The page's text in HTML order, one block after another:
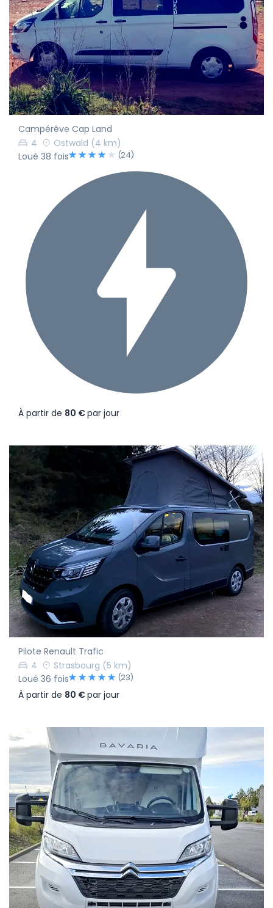
Campérêve Cap Land
4
Ostwald (4 km)
Loué 38 fois
(24)
À partir de 80 €par jour
Pilote Renault Trafic
4
Strasbourg (5 km)
Loué 36 fois
(23)
À partir de 80 €par jour